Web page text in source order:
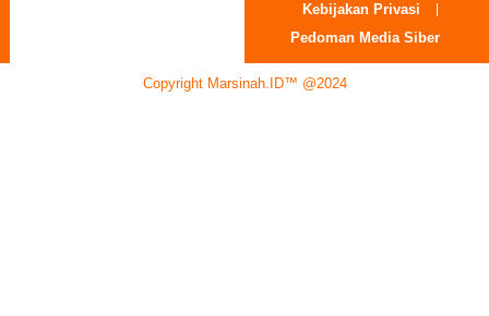
Kebijakan Privasi
Pedoman Media Siber
Copyright Marsinah.ID™ @2024